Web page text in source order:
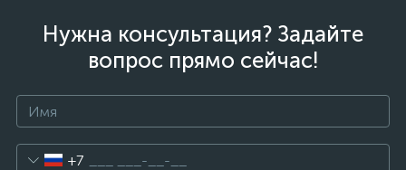
Нужна консультация? Задайте
вопрос прямо сейчас!
+7